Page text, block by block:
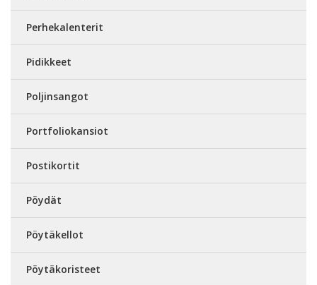
Perhekalenterit
Pidikkeet
Poljinsangot
Portfoliokansiot
Postikortit
Pöydät
Pöytäkellot
Pöytäkoristeet